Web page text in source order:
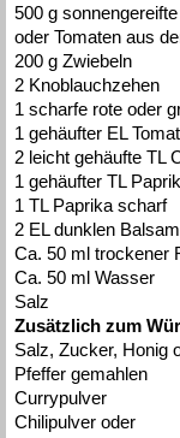
500 g
oder Tomaten aus
200 g Zwiebeln
2 Knoblauchzehen
1 scharfe rote oder
1 gehäufter EL
2 leicht gehäufte TL
1 gehäufter TL
1 TL Paprika scharf
2 EL dunklen
Ca. 50 ml trockener
Ca. 50 ml Wasser
Salz
Zusätzlich zum
Salz, Zucker, Honig
Pfeffer gemahlen
Currypulver
Chilipulver oder